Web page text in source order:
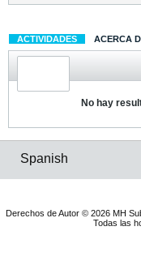
ACTIVIDADES ACERCA
No hay
Spanish
Derechos de Autor © 2026 MH
Todas las